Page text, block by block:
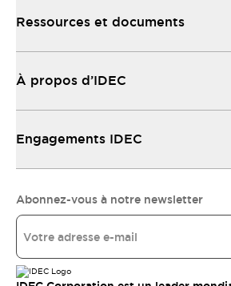
Ressources et documents
À propos d’IDEC
Engagements IDEC
Abonnez-vous à notre newsletter